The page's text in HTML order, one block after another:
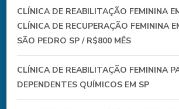
CLÍNICA DE REABILITAÇÃO FEMININA
CLÍNICA DE RECUPERAÇÃO FEMININA
SÃO PEDRO SP / R$800 MÊS
CLÍNICA DE REABILITAÇÃO FEMININA
DEPENDENTES QUÍMICOS EM SP